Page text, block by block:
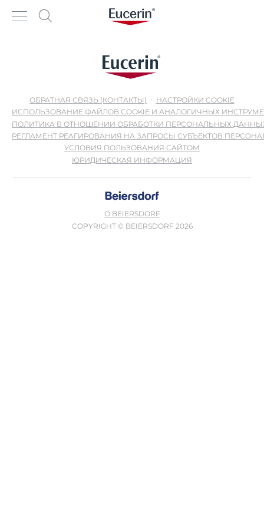
ОБРАТНАЯ СВЯЗЬ (КОНТАКТЫ)
НАСТРОЙКИ COOKIE
ИСПОЛЬЗОВАНИЕ ФАЙЛОВ COOKIE И АНАЛОГИЧНЫХ
ПОЛИТИКА В ОТНОШЕНИИ ОБРАБОТКИ ПЕРСОНАЛЬНЫХ
РЕГЛАМЕНТ РЕАГИРОВАНИЯ НА ЗАПРОСЫ СУБЪЕКТОВ
УСЛОВИЯ ПОЛЬЗОВАНИЯ САЙТОМ
ЮРИДИЧЕСКАЯ ИНФОРМАЦИЯ
О BEIERSDORF
COPYRIGHT © BEIERSDORF 2026